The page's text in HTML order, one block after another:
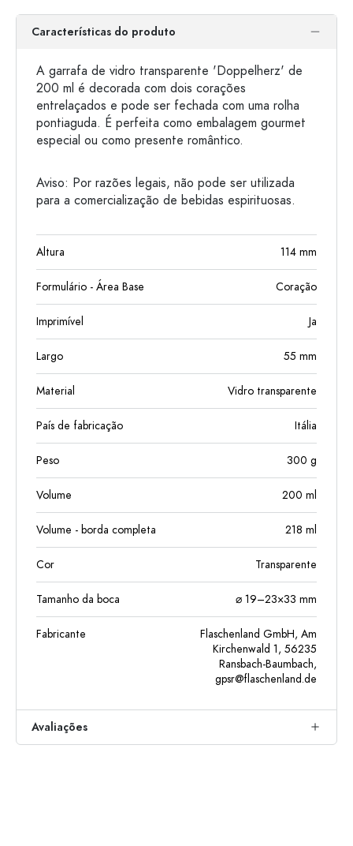
Características do produto
A garrafa de vidro transparente 'Doppelherz' de
200 ml é decorada com dois corações
entrelaçados e pode ser fechada com uma rolha
pontiaguda. É perfeita como embalagem gourmet
especial ou como presente romântico.
Aviso: Por razões legais, não pode ser utilizada
para a comercialização de bebidas espirituosas.
Altura 114 mm
Formulário - Área Base Coração
Imprimível Ja
Largo 55 mm
Material Vidro transparente
País de fabricação Itália
Peso 300 g
Volume 200 ml
Volume - borda completa 218 ml
Cor Transparente
Tamanho da boca ⌀ 19–23×33 mm
Fabricante
Flaschenland GmbH, Am
Kirchenwald 1, 56235
Ransbach-Baumbach,
gpsr@flaschenland.de
Avaliações